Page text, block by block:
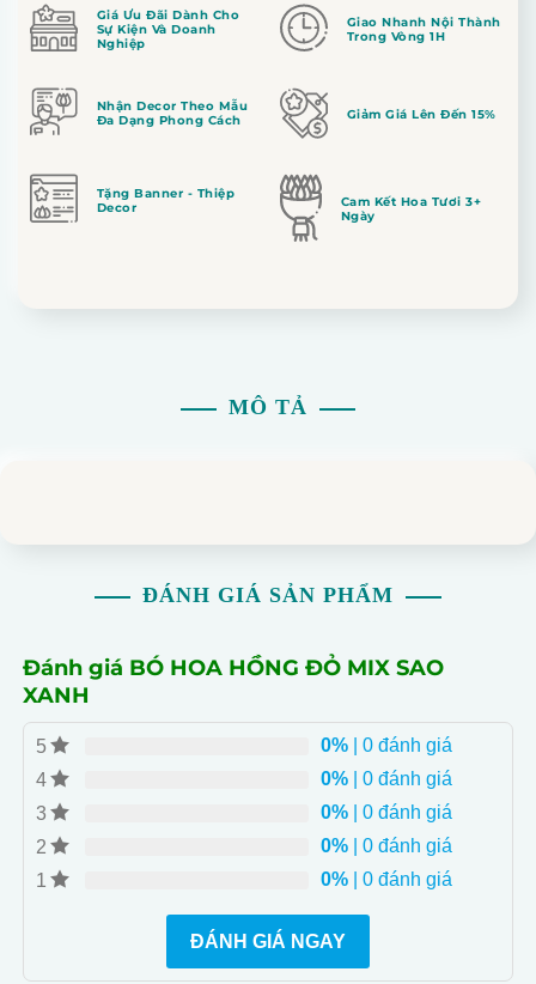
Giá Ưu Đãi Dành Cho
Sự Kiện Và Doanh
Nghiệp
Giao Nhanh Nội Thành
Trong Vòng 1H
Nhận Decor Theo Mẫu
Đa Dạng Phong Cách
Giảm Giá Lên Đến 15%
Tặng Banner - Thiệp
Decor
Cam Kết Hoa Tươi 3+
Ngày
MÔ TẢ
ĐÁNH GIÁ SẢN PHẨM
Đánh giá BÓ HOA HỒNG ĐỎ MIX SAO
XANH
5 0%| 0 đánh giá
4
0%| 0 đánh giá
3
0%| 0 đánh giá
2
0%| 0 đánh giá
1
0%| 0 đánh giá
ĐÁNH GIÁ NGAY